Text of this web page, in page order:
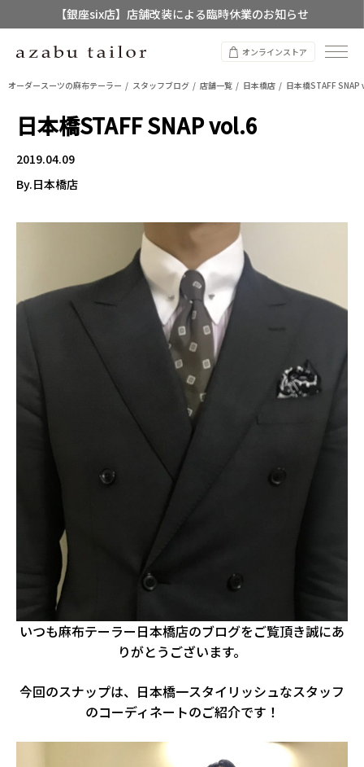
【銀座six店】店舗改装による臨時休業のお知らせ
【店舗限定】レディースオーダースーツ
オンラインストア
オーダースーツの麻布テーラー スタッフブログ 店舗一覧 日本橋店 日本橋STAFF SNAP
日本橋STAFF SNAP vol.6
2019.04.09
By.日本橋店
いつも麻布テーラー日本橋店のブログをご覧頂き誠にあ
りがとうございます。
今回のスナップは、日本橋一スタイリッシュなスタッフ
のコーディネートのご紹介です！